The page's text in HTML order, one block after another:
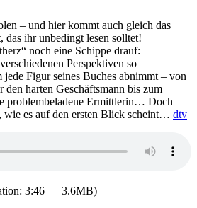
Kind
verschwindet.
Und
die
ganze
Welt
sieht
zu.
– und hier kommt auch gleich das
ihr unbedingt lesen solltet!
noch eine Schippe drauf:
Perspektiven so
jede Figur seines Buches abnimmt – von
den harten Geschäftsmann bis zum
problembeladene Ermittlerin… Doch
wie es auf den ersten Blick scheint… dtv
3:46 — 3.6MB)